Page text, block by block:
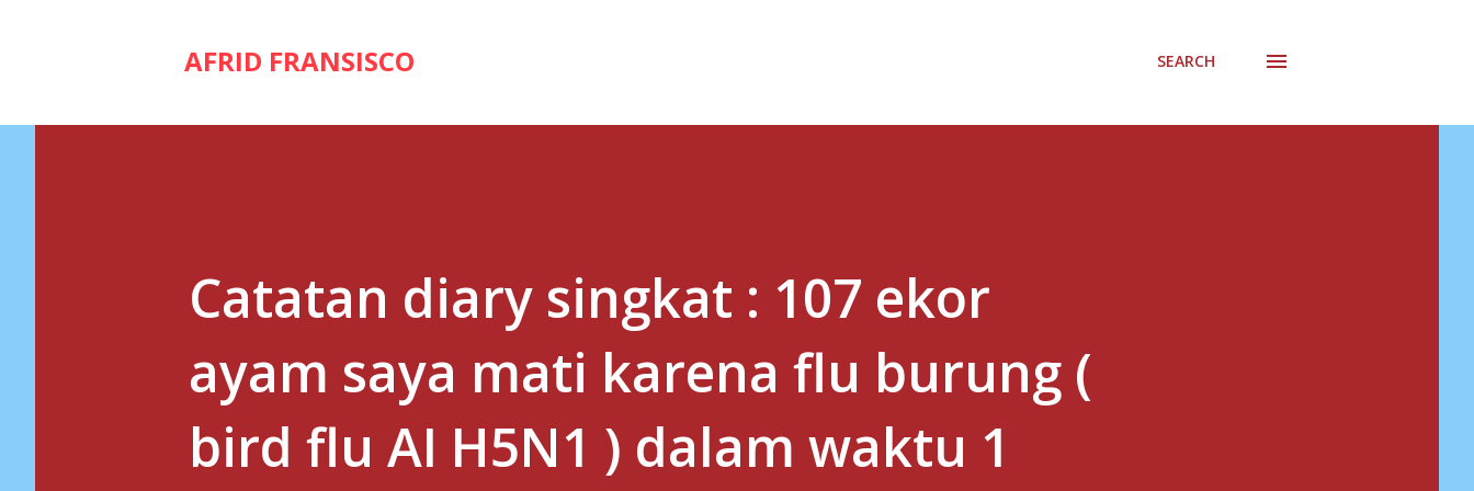
AFRID FRANSISCO SEARCH
Catatan diary singkat : 107 ekor
ayam saya mati karena flu burung (
bird flu AI H5N1 ) dalam waktu 1